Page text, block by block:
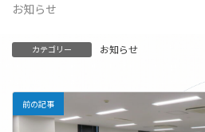
お知らせ
カテゴリー お知らせ
前の記事